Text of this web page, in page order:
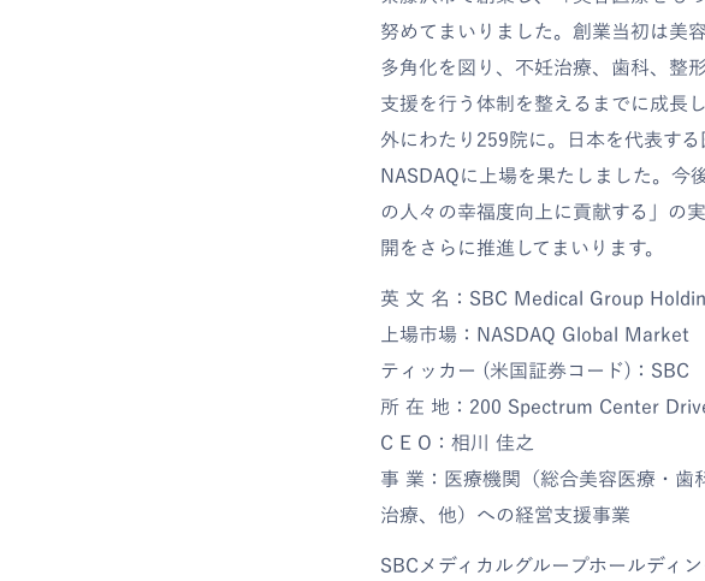
努めてまいりました。創業当初は美
多角化を図り、不妊治療、歯科、整
支援を行う体制を整えるまでに成長
外にわたり259院に。日本を代表す
NASDAQに上場を果たしました。今
の人々の幸福度向上に貢献する」の
開をさらに推進してまいります。
英 文 名：SBC Medical Group
上場市場：NASDAQ Global Market
ティッカー (米国証券コード)：SBC
所 在 地：200 Spectrum Center
C E O：相川 佳之
事 業：医療機関（総合美容医療・歯
治療、他）への経営支援事業
SBCメディカルグループホールディン